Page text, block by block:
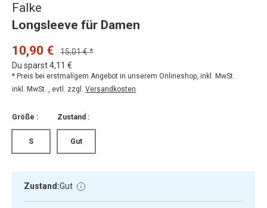
Falke
Longsleeve für Damen
10,90 €
15,01 € *
Du sparst 4,11 €
* Preis bei erstmaligem Angebot in unserem Onlineshop, inkl. MwSt.
inkl. MwSt. , evtl. zzgl. Versandkosten
Größe :
S
Zustand :
Gut
Zustand:Gut